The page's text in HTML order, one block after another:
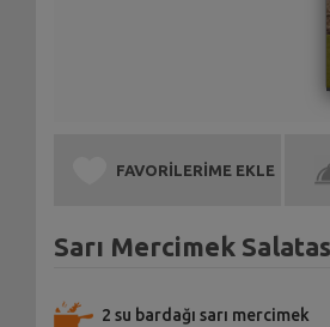
FAVORİLERİME EKLE
Sarı Mercimek
2 su bardağı sarı mercimek